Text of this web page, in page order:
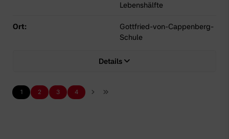
Lebenshälfte
Ort:
Gottfried-von-Cappenberg-
Schule
Details
1 2 3 4